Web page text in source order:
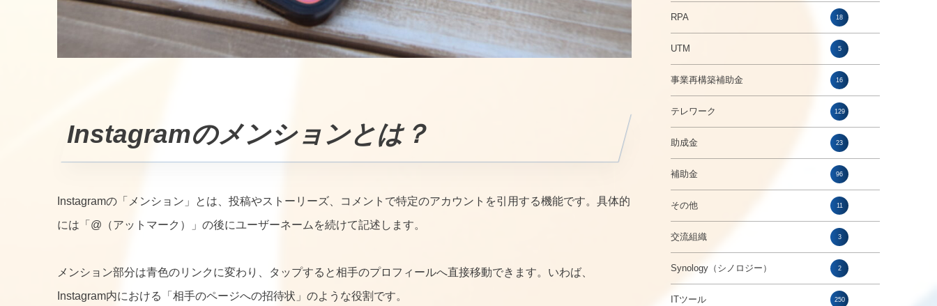
Instagramのメンションとは？
Instagramの「メンション」とは、投稿やストーリーズ、コメントで特定のアカウントを引用する機能です。具体的
には「@（アットマーク）」の後にユーザーネームを続けて記述します。
メンション部分は青色のリンクに変わり、タップすると相手のプロフィールへ直接移動できます。いわば、
Instagram内における「相手のページへの招待状」のような役割です。
RPA 18
UTM 5
事業再構築補助金 16
テレワーク 129
助成金 23
補助金 96
その他 11
交流組織 3
Synology（シノロジー） 2
ITツール 250